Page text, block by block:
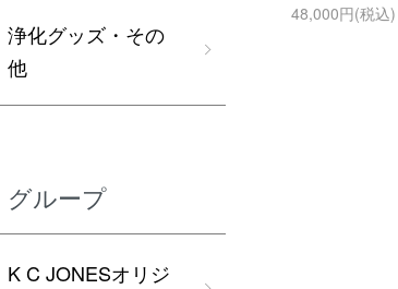
48,000円(税込)
浄化グッズ・その
他
グループ
K C JONESオリジ